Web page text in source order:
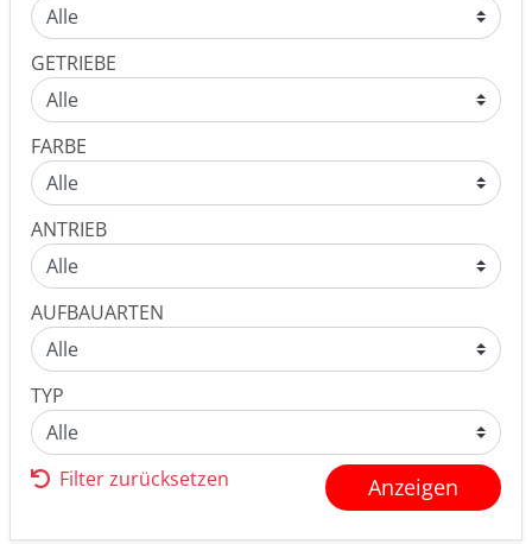
GETRIEBE
FARBE
ANTRIEB
AUFBAUARTEN
TYP
Filter zurücksetzen Anzeigen